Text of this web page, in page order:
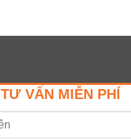
TƯ VẤN MIỄN PHÍ